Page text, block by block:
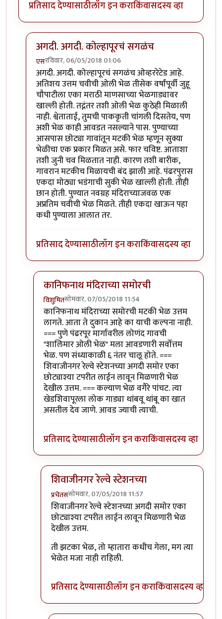
प्रतिसाद देण्यासाठीलॉग इन कराकिंवासदस्य व्हा
अगदी. अगदी. कोल्हापूरचं सगळंच
एसरविवार, 06/05/2018 01:06
In reply toही पाकृ एकदा घरी करुन बघायला पाहीजे
अगदी. अगदी. कोल्हापूरचं सगळंच ओव्हररेटेड आहे.
अतिशय उत्तम चवीची ओली भेळ तीसेक वर्षांपूर्वी जुहू
चौपाटीला एका मराठी माणसाच्या भेळगाड्यावर
खाल्ली होती. तद्नंतर तशी ओली भेळ कुठेही मिळाली
नाही. श्वेताताई, तुमची पाककृती चांगली दिसतेय, पण
अशी भेळ काही आवडत नसल्याने पास. पुण्याच्या
आसपास छोट्या गावांतून मटकी भेळ म्हणून सुक्या
भेळीचा एक प्रकार मिळत असे. फार चविष्ट. आताशा
तशी जुनी चव मिळतात नाही. कारण तशी बारीक,
गावरान मटकीच मिळायची बंद झाली आहे. पंढरपुरास
एकदा मोठ्या भडंगाची सुकी भेळ खाल्ली होती. तीही
छान होती. पुण्यात नवग्रह मंदिराच्याजवळ एक
अप्रतिम चवीची भेळ मिळते. तीही एकदा खाऊन पहा
कधी पुण्याला आलात तर.
प्रतिसाद देण्यासाठीलॉग इन कराकिंवासदस्य व्हा
कानिफनाथ मंदिराच्या समोरची
विशुमितसोमवार, 07/05/2018 11:54
In reply toअगदी. अगदी. कोल्हापूरचं सगळंचby
कानिफनाथ मंदिराच्या समोरची मटकी भेळ उत्तम
लागते. आता ते दुकान आहे का याची कल्पना नाही.
=== पुणे पंढरपूर मार्गावरील लोणंद गावची
"शालिमार ओली भेळ" मला आवडणारी सर्वोत्तम
भेळ. पण संध्याकाळी ६ नंतर चालू होते. ===
शिवाजीनगर रेल्वे स्टेशनच्या अगदी समोर एका
छोट्याश्या टपरीत लाईन लावून मिळणारी भेळ
देखील उत्तम. === कल्याण भेळ वगैरे पांचट. त्या
खेडशिवापूरला लोक गाड्या थांबवू थांबू का खात
असतील देव जाणे. आवड ज्याची त्याची.
प्रतिसाद देण्यासाठीलॉग इन कराकिंवासदस्य व्हा
शिवाजीनगर रेल्वे स्टेशनच्या
प्रचेतससोमवार, 07/05/2018 11:57
In reply toकानिफनाथ मंदिराच्या समोरचीby
शिवाजीनगर रेल्वे स्टेशनच्या अगदी समोर एका
छोट्याश्या टपरीत लाईन लावून मिळणारी भेळ
देखील उत्तम.
ती झटका भेळ, तो म्हातारा कधीच गेला, मग त्या
भेळेत मजा नाही राहिली.
प्रतिसाद देण्यासाठीलॉग इन कराकिंवासदस्य व्हा